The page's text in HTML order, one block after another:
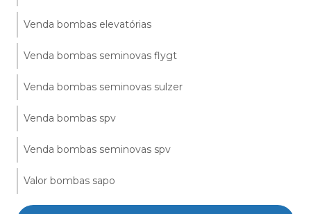
Venda bombas elevatórias
Venda bombas seminovas flygt
Venda bombas seminovas sulzer
Venda bombas spv
Venda bombas seminovas spv
Valor bombas sapo